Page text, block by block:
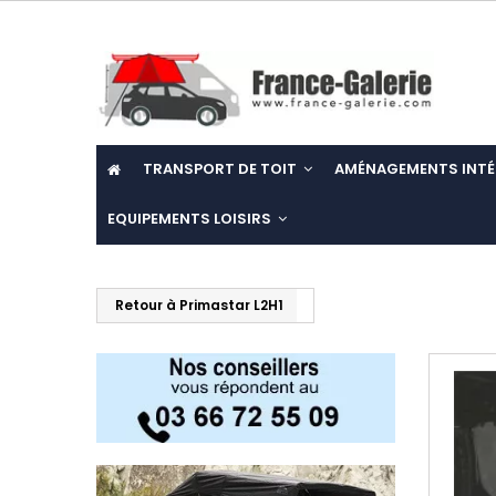
TRANSPORT DE TOIT AMÉNAGEMENTS
EQUIPEMENTS LOISIRS
Retour à Primastar L2H1